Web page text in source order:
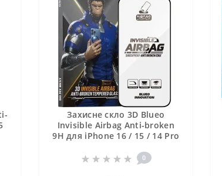
Захисне скло 3D Blueo
Invisible Airbag Anti-broken
9H для iPhone 16 / 15 / 14 Pro
0